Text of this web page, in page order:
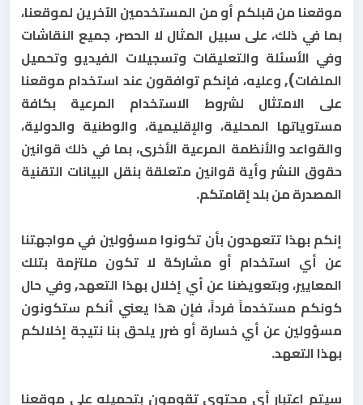
موقعنا من قبلكم أو من المستخدمين الآخرين لموقعنا،
بما في ذلك، على سبيل المثال لا الحصر، جميع النقاشات
وفي الأسئلة والتعليقات وتسجيلات الفيديو وتحميل
الملفات), وعليه، فإنكم توافقون عند استخدام موقعنا
على الامتثال لشروط الاستخدام المرعية بكافة
مستوياتها المحلية، والإقليمية، والوطنية والدولية،
والقواعد والأنظمة المرعية الأخرى، بما في ذلك قوانين
حقوق النشر وأية قوانين متعلقة بنقل البيانات التقنية
المصدرة من بلد إقامتكم.
إنكم بهذا تتعهدون بأن تكونوا مسؤولين في مواجهتنا
عن أي استخدام أو مشاركة لا تكون ملتزمة بتلك
المعايير، وبتعويضنا عن أي إخلال بهذا التعهد, وفي حال
كونكم مستخدماً فرداً، فإن هذا يعني أنكم ستكونون
مسؤولين عن أي خسارة أو ضرر يلحق بنا نتيجة إخلالكم
بهذا التعهد.
سيتم اعتبار أي محتوى تقومون بتحميله على موقعنا